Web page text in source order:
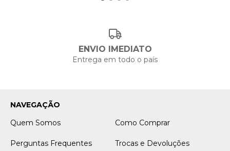
ENVIO IMEDIATO
Entrega em todo o país
NAVEGAÇÃO
Quem Somos
Como Comprar
Perguntas Frequentes Trocas e Devoluções